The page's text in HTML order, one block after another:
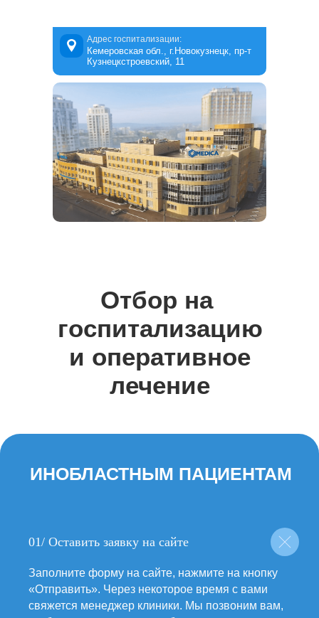
Адрес госпитализации:
Кемеровская обл., г.Новокузнецк, пр-т
Кузнецкстроевский, 11
Отбор на
госпитализацию
и оперативное
лечение
01/ Оставить заявку на сайте
Заполните форму на сайте, нажмите на кнопку
«Отправить». Через некоторое время с вами
свяжется менеджер клиники. Мы позвоним вам,
Какие услуги можно получить
бесплатно по ОМС в Medica
Полный путь пациента
от первоначальной консультации по телефону
до выписки после лечения
Какие потребуются документы,
Из подкаста вы узнаете: